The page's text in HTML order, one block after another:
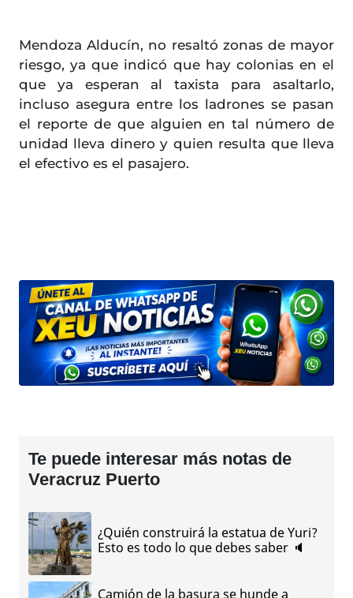
Mendoza Alducín, no resaltó zonas de mayor
riesgo, ya que indicó que hay colonias en el
que ya esperan al taxista para asaltarlo,
incluso asegura entre los ladrones se pasan
el reporte de que alguien en tal número de
unidad lleva dinero y quien resulta que lleva
el efectivo es el pasajero.
Te puede interesar más notas de
Veracruz Puerto
¿Quién construirá la estatua de Yuri?
Esto es todo lo que debes saber 🔈
Camión de la basura se hunde a